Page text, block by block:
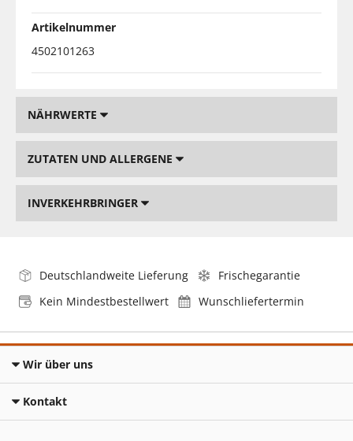
Artikelnummer
4502101263
NÄHRWERTE
ZUTATEN UND ALLERGENE
INVERKEHRBRINGER
Deutschlandweite Lieferung
Frischegarantie
Kein Mindestbestellwert
Wunschliefertermin
Wir über uns
Kontakt